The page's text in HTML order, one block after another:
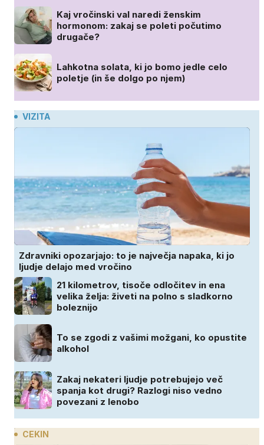
Kaj vročinski val naredi ženskim
hormonom: zakaj se poleti počutimo
drugače?
Lahkotna solata, ki jo bomo jedle celo
poletje (in še dolgo po njem)
VIZITA
Zdravniki opozarjajo: to je največja napaka, ki jo
ljudje delajo med vročino
21 kilometrov, tisoče odločitev in ena
velika želja: živeti na polno s sladkorno
boleznijo
To se zgodi z vašimi možgani, ko opustite
alkohol
Zakaj nekateri ljudje potrebujejo več
spanja kot drugi? Razlogi niso vedno
povezani z lenobo
CEKIN